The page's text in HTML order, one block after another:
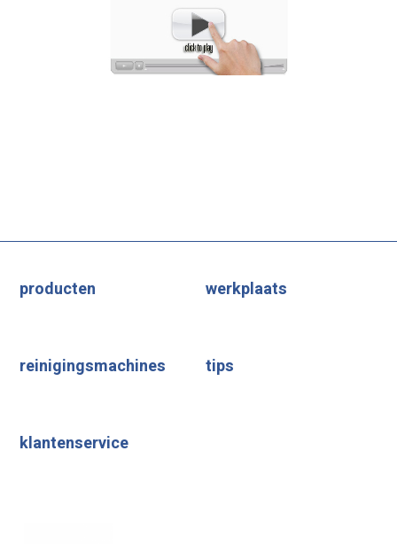
producten werkplaats
reinigingsmachines tips
klantenservice